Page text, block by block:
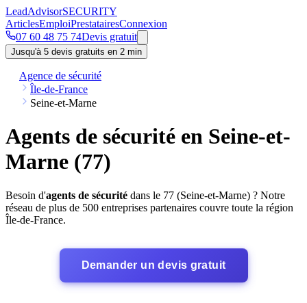
LeadAdvisorSECURITY
ArticlesEmploiPrestatairesConnexion
07 60 48 75 74Devis gratuit
Jusqu'à 5 devis gratuits en 2 min
Agence de sécurité
Île-de-France
Seine-et-Marne
Agents de sécurité en Seine-et-
Marne (77)
Besoin d'agents de sécurité dans le 77 (Seine-et-Marne) ? Notre
réseau de plus de 500 entreprises partenaires couvre toute la région
Île-de-France.
Demander un devis gratuit